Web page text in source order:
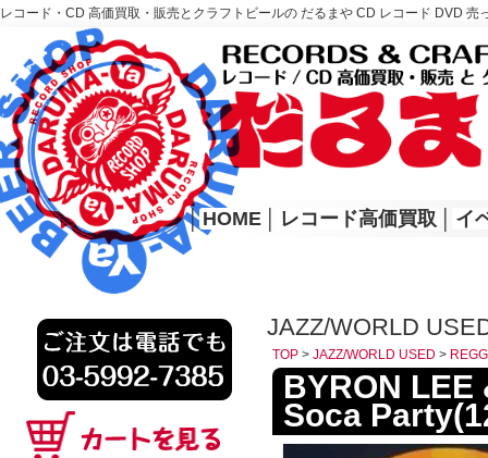
レコード・CD 高価買取・販売とクラフトビールの だるまや CD レコード DVD
レコード高価買取はこちら
HOME
│ HOME レコード高価買取 イ
JAZZ/WORLD
TOP > JAZZ/WORLD USED >
BYRON
Soca